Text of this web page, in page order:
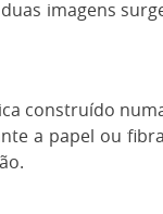
imagens
construído
a papel ou